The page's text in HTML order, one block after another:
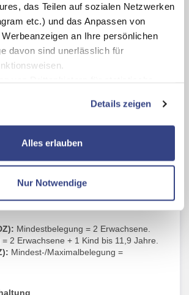
das Teilen auf sozialen Netzwerken
etc.) und das Anpassen von
an Ihre persönlichen
davon sind unerlässlich für
bzw. Technologien von Drittanbietern
Dritten weitere Personalisierungen
kommt es auch zu Übermittlungen
erlauben" stimmen Sie der
& Plugins auf unseren
Details zeigen
Alles erlauben
Nur Notwendige
„Gartenblick“ (DZ/EZ):
od. Dusche/WC, Föhn, Klimaanlage, TV,
Mindestbelegung = 2 Erwachsene.
2 Erwachsene + 1 Kind bis 11,9 Jahre.
Mindest-/Maximalbelegung =